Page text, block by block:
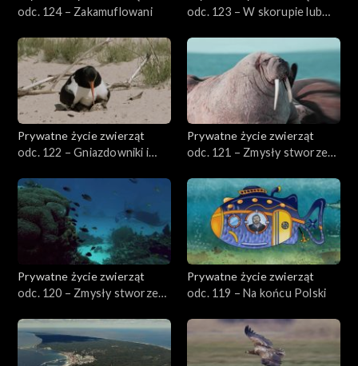
odc. 124 – Zakamuflowani
odc. 123 – W skorupie lub
Prywatne życie zwierząt
odc. 122 – Gniazdowniki i
Prywatne życie zwierząt
odc. 121 – Zmysły stworzeń
Prywatne życie zwierząt
odc. 120 – Zmysły stworzeń
Prywatne życie zwierząt
odc. 119 – Na końcu Polski